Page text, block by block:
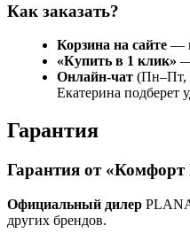
Как заказать?
Корзина на сайте —
«Купить в 1 клик» —
Онлайн-чат (Пн–Пт,
Екатерина подберет
Гарантия
Гарантия от
Официальный дилер
других брендов.